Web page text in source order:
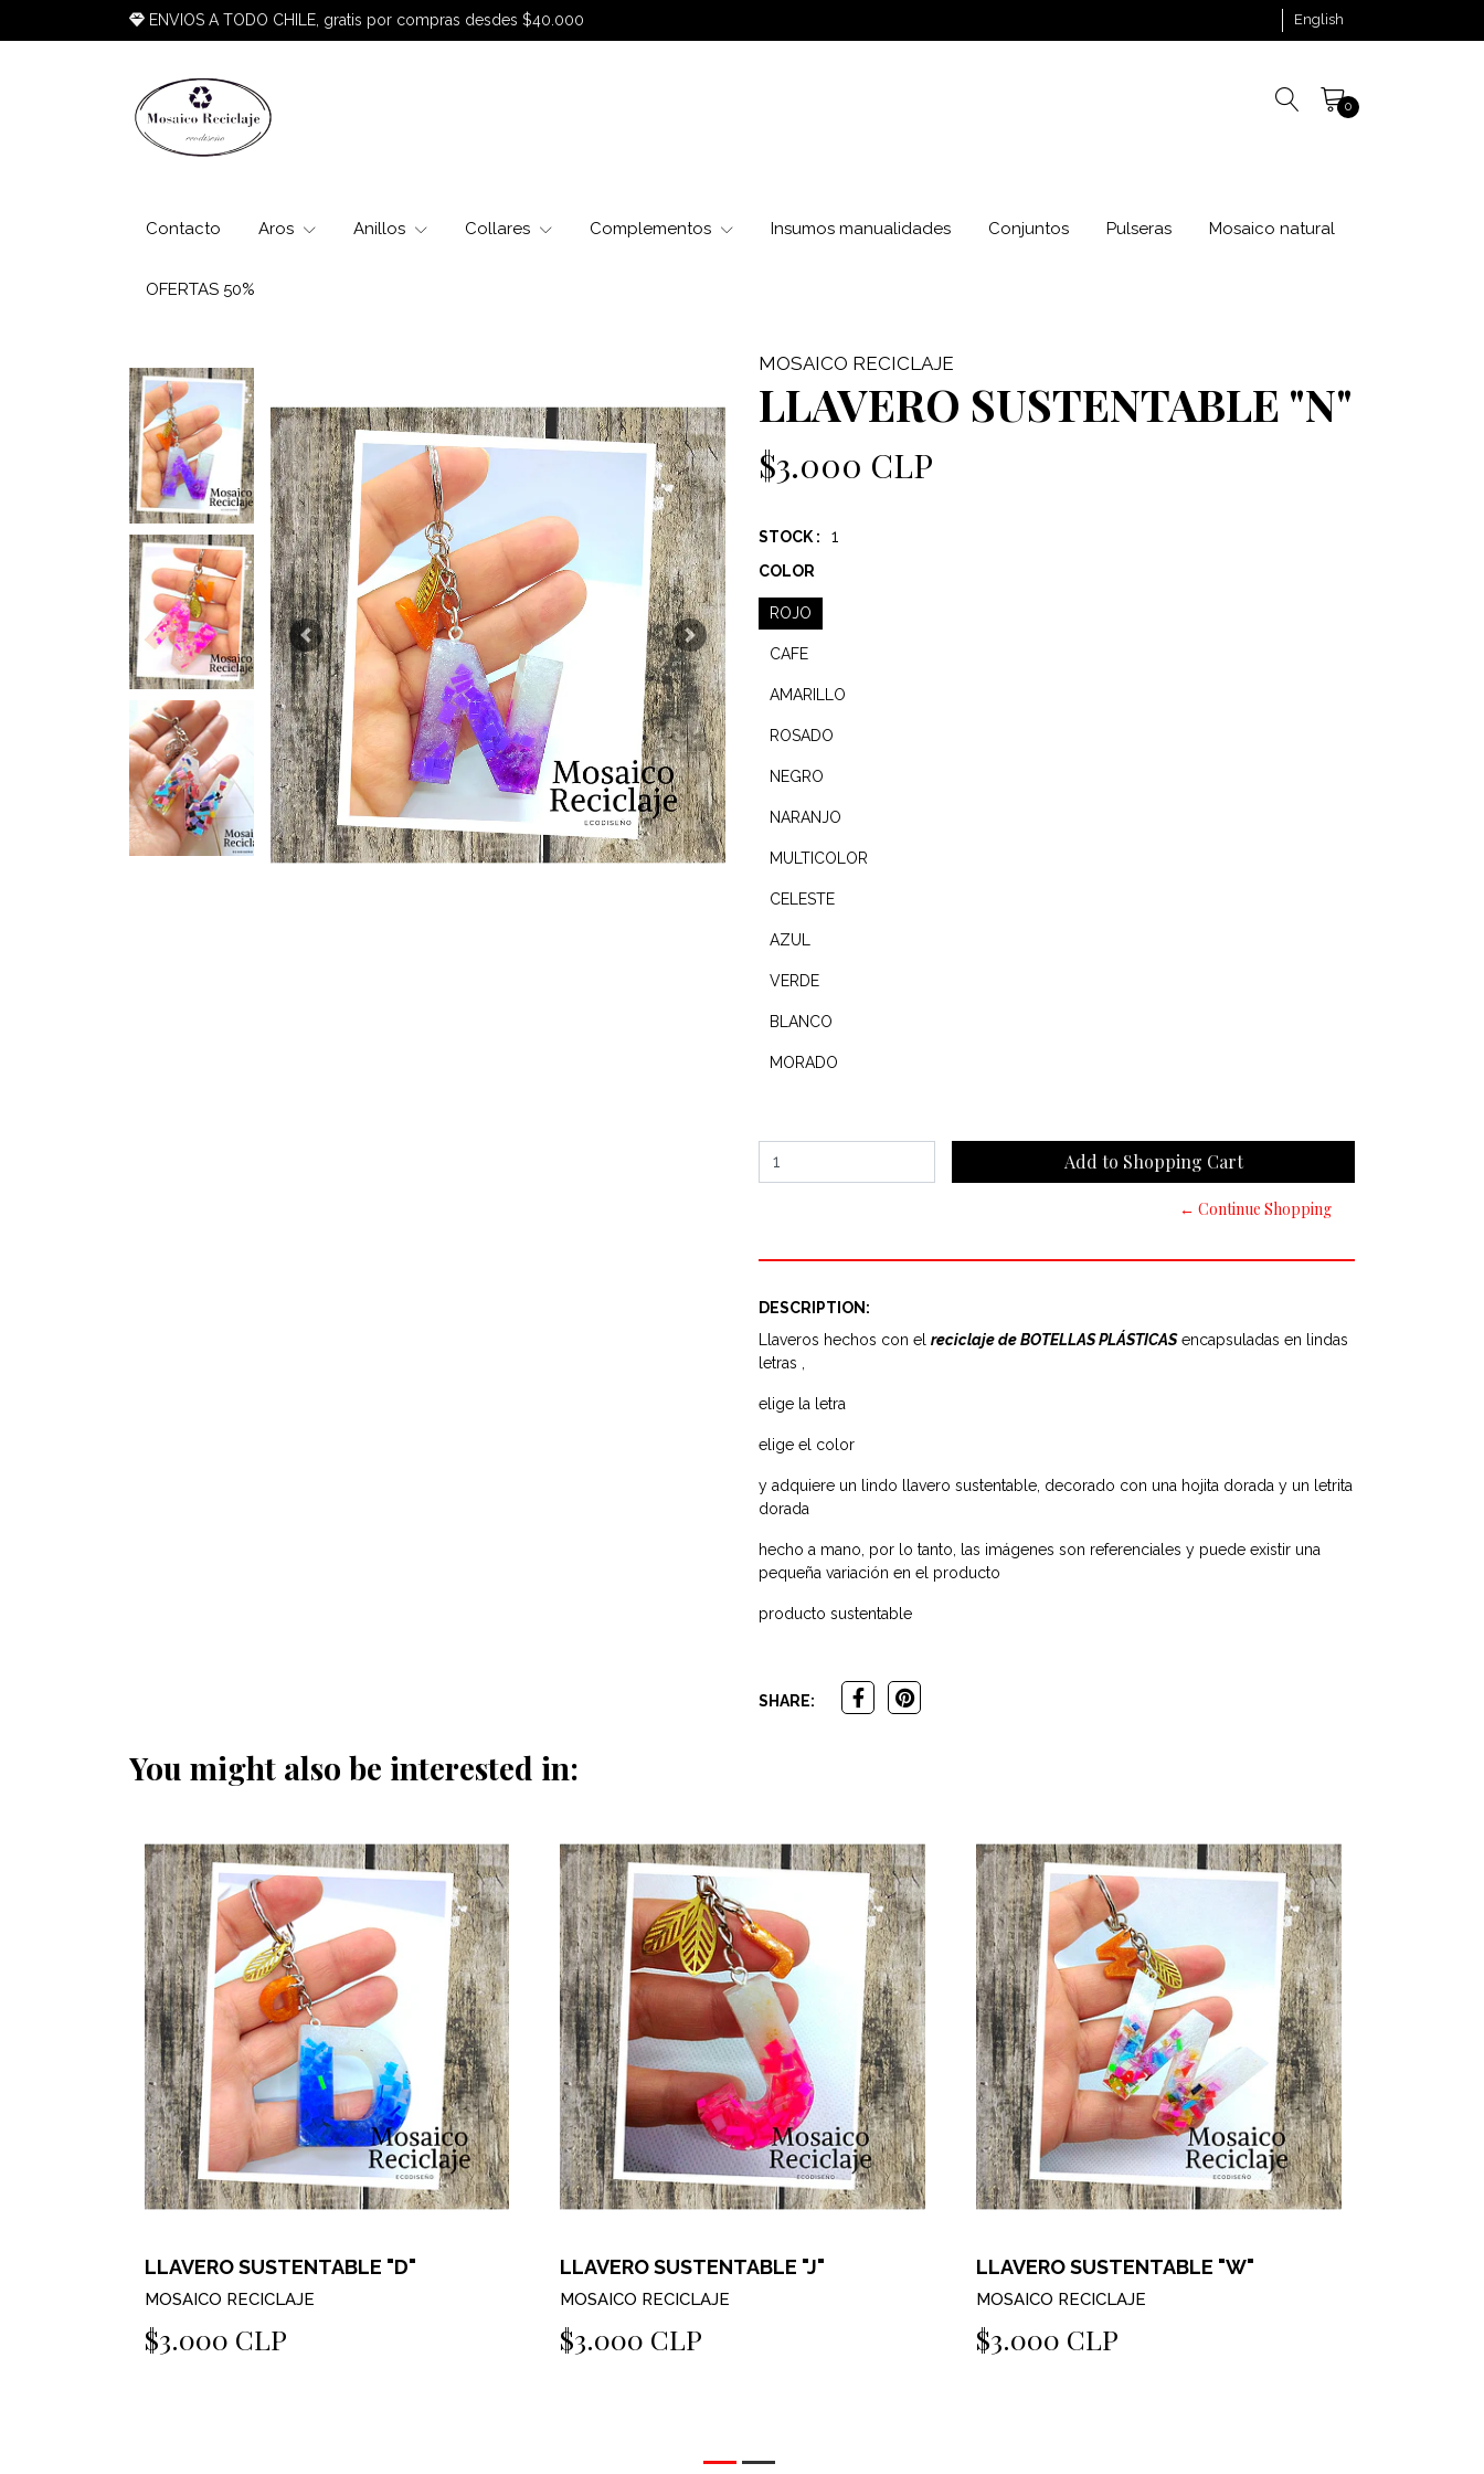
ENVIOS A TODO CHILE, gratis por compras desdes $40.000 English
0
Contacto Aros Anillos Collares Complementos Insumos manualidades Conjuntos Pulseras Mosaico natural
OFERTAS 50%
Previous Next
MOSAICO RECICLAJE
LLAVERO SUSTENTABLE "N"
$3.000 CLP
STOCK : 1
COLOR
ROJO
CAFE
AMARILLO
ROSADO
NEGRO
NARANJO
MULTICOLOR
CELESTE
AZUL
VERDE
BLANCO
MORADO
← Continue Shopping
DESCRIPTION:
Llaveros hechos con el reciclaje de BOTELLAS PLÁSTICASencapsuladas en lindas
letras ,
elige la letra
elige el color
y adquiere un lindo llavero sustentable, decorado con una hojita dorada y un letrita
dorada
hecho a mano, por lo tanto, las imágenes son referenciales y puede existir una
pequeña variación en el producto
producto sustentable
SHARE:
You might also be interested in:
LLAVERO SUSTENTABLE "D"
MOSAICO RECICLAJE
$3.000 CLP
LLAVERO SUSTENTABLE "J"
MOSAICO RECICLAJE
$3.000 CLP
LLAVERO SUSTENTABLE "W"
MOSAICO RECICLAJE
$3.000 CLP